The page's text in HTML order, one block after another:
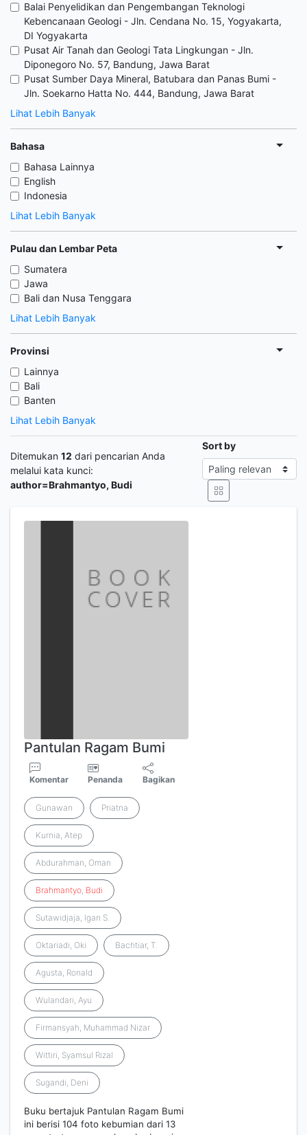
Balai Penyelidikan dan Pengembangan Teknologi
Kebencanaan Geologi - Jln. Cendana No. 15, Yogyakarta,
DI Yogyakarta
Pusat Air Tanah dan Geologi Tata Lingkungan - Jln.
Diponegoro No. 57, Bandung, Jawa Barat
Pusat Sumber Daya Mineral, Batubara dan Panas Bumi -
Jln. Soekarno Hatta No. 444, Bandung, Jawa Barat
Lihat Lebih Banyak
Bahasa
Bahasa Lainnya
English
Indonesia
Lihat Lebih Banyak
Pulau dan Lembar Peta
Sumatera
Jawa
Bali dan Nusa Tenggara
Lihat Lebih Banyak
Provinsi
Lainnya
Bali
Banten
Lihat Lebih Banyak
Ditemukan 12 dari pencarian Anda
melalui kata kunci:
author=Brahmantyo, Budi
Sort by
Pantulan Ragam Bumi
Komentar Penanda Bagikan
Gunawan Priatna
Kurnia, Atep
Abdurahman, Oman
Brahmantyo, Budi
Sutawidjaja, Igan S.
Oktariadi, Oki Bachtiar, T.
Agusta, Ronald
Wulandari, Ayu
Firmansyah, Muhammad Nizar
Wittiri, Syamsul Rizal
Sugandi, Deni
Buku bertajuk Pantulan Ragam Bumi
ini berisi 104 foto kebumian dari 13